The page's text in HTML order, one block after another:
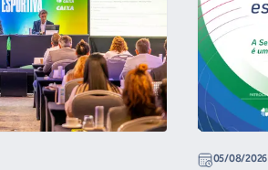
05/08/2026